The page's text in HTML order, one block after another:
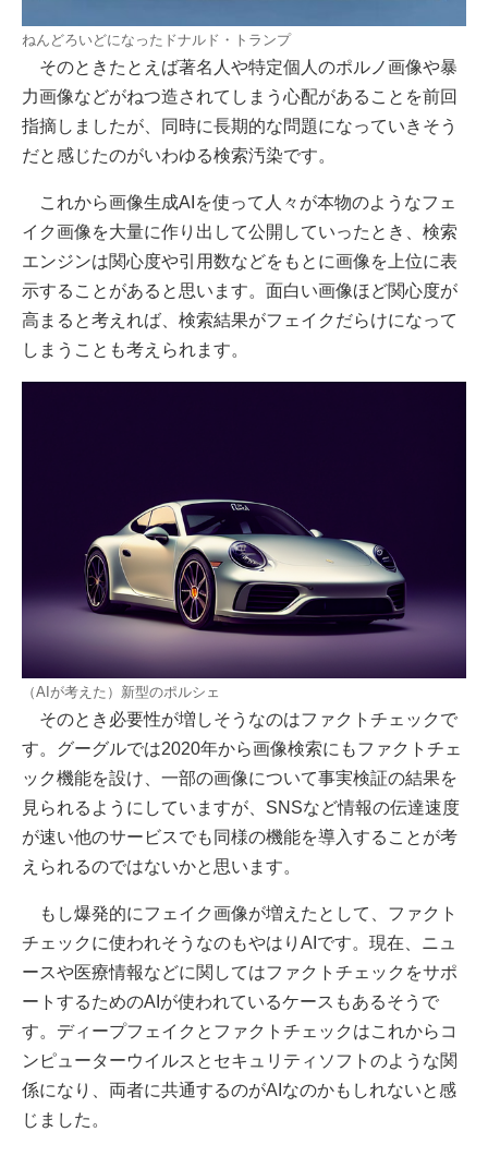
ねんどろいどになったドナルド・トランプ
そのときたとえば著名人や特定個人のポルノ画像や暴
力画像などがねつ造されてしまう心配があることを前回
指摘しましたが、同時に長期的な問題になっていきそう
だと感じたのがいわゆる検索汚染です。
これから画像生成AIを使って人々が本物のようなフェ
イク画像を大量に作り出して公開していったとき、検索
エンジンは関心度や引用数などをもとに画像を上位に表
示することがあると思います。面白い画像ほど関心度が
高まると考えれば、検索結果がフェイクだらけになって
しまうことも考えられます。
（AIが考えた）新型のポルシェ
そのとき必要性が増しそうなのはファクトチェックで
す。グーグルでは2020年から画像検索にもファクトチェ
ック機能を設け、一部の画像について事実検証の結果を
見られるようにしていますが、SNSなど情報の伝達速度
が速い他のサービスでも同様の機能を導入することが考
えられるのではないかと思います。
もし爆発的にフェイク画像が増えたとして、ファクト
チェックに使われそうなのもやはりAIです。現在、ニュ
ースや医療情報などに関してはファクトチェックをサポ
ートするためのAIが使われているケースもあるそうで
す。ディープフェイクとファクトチェックはこれからコ
ンピューターウイルスとセキュリティソフトのような関
係になり、両者に共通するのがAIなのかもしれないと感
じました。